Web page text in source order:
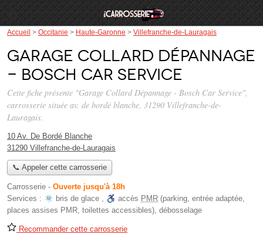
Accueil > Occitanie > Haute-Garonne > Villefranche-de-Lauragais
Garage Collard Dépannage
- Bosch Car Service
Cette fiche présente "Garage Collard Dépannage - Bosch Car Service",
carrosserie située av. de bordé blanche, 31290 Villefranche-de-
Lauragais.
10 Av. De Bordé Blanche
31290 Villefranche-de-Lauragais
📞 Appeler cette carrosserie
Carrosserie - Ouverte jusqu'à 18h
Services :
bris de glace , accès PMR (parking, entrée adaptée,
places assises PMR, toilettes accessibles), débosselage
Recommander cette carrosserie